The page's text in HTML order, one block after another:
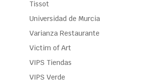
Tissot
Universidad de Murcia
Varianza Restaurante
Victim of Art
VIPS Tiendas
VIPS Verde